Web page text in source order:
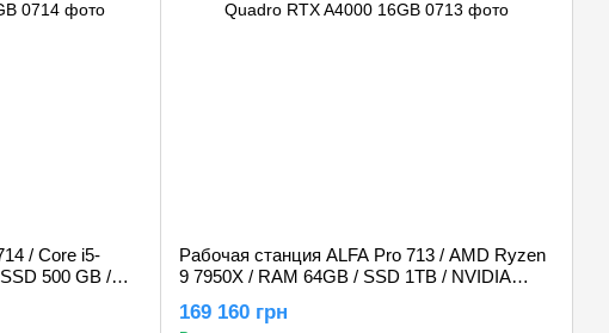
/ Core i5-
500 GB /
Рабочая станция ALFA Pro 713 / AMD Ryzen
9 7950X / RAM 64GB / SSD 1TB / NVIDIA
169 160 грн